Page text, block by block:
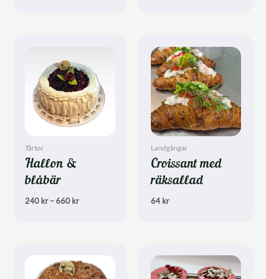
Tårtor
Hallon &
blåbär
240 kr – 660 krPrisintervall:
Landgångar
Croissant med
räksallad
64 kr